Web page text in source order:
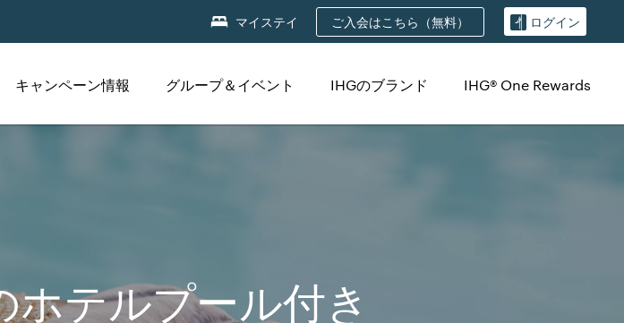
マイステイ ご入会はこちら（無料） ログイン
キャンペーン情報 グループ＆イベント IHGのブランド IHG® One Rewards
テルプール付き